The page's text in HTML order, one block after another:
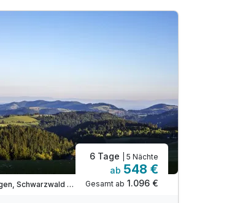
Restplätze
St. Märgen, Schwarzwald Süd
6 Tage | 5 Nächte
ab 548 €
Gesamt ab 1.096 €